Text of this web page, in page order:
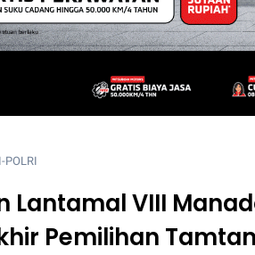
POLRI
Lantamal VIII
Pemilihan